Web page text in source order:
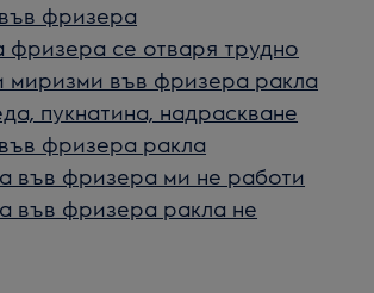
фризера
фризера се отваря трудно
миризми във фризера ракла
пукнатина, надраскване
фризера ракла
във фризера ми не работи
във фризера ракла не